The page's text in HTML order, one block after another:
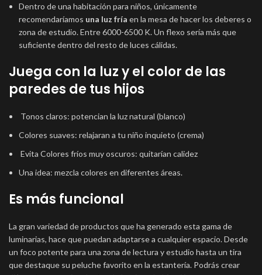
Dentro de una habitación para niños, únicamente
recomendaríamos una luz fría en la mesa de hacer los deberes o
zona de estudio. Entre 6000-6500 K. Un flexo sería más que
suficiente dentro del resto de luces cálidas.
Juega con la luz y el color de las
paredes de tus hijos
Tonos claros: potencian la luz natural (blanco)
Colores suaves: relajaran a tu niño inquieto (crema)
Evita Colores fríos muy oscuros: quitarían calidez
Una idea: mezcla colores en diferentes áreas.
Es más funcional
La gran variedad de productos que ha generado esta gama de
luminarias, hace que puedan adaptarse a cualquier espacio. Desde
un foco potente para una zona de lectura y estudio hasta un tira
que destaque su peluche favorito en la estantería. Podrás crear